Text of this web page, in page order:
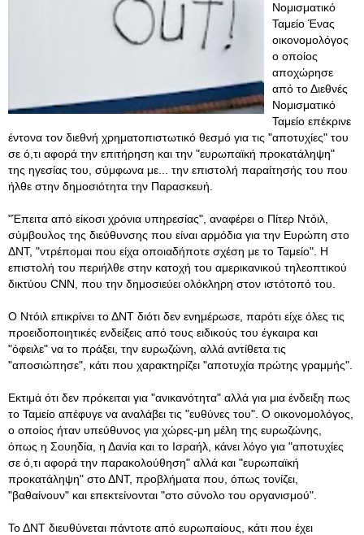
Νομισματικό
Ταμείο Ένας
οικονομολόγος
ο οποίος
αποχώρησε
από το Διεθνές
Νομισματικό
Ταμείο επέκρινε
έντονα τον διεθνή χρηματοπιστωτικό θεσμό για τις "αποτυχίες" του
σε ό,τι αφορά την επιτήρηση και την "ευρωπαϊκή προκατάληψη"
της ηγεσίας του, σύμφωνα με... την επιστολή παραίτησής του που
ήλθε στην δημοσιότητα την Παρασκευή.
"Έπειτα από είκοσι χρόνια υπηρεσίας", αναφέρει ο Πίτερ Ντόιλ,
σύμβουλος της διεύθυνσης που είναι αρμόδια για την Ευρώπη στο
ΔΝΤ, "ντρέπομαι που είχα οποιαδήποτε σχέση με το Ταμείο". Η
επιστολή του περιήλθε στην κατοχή του αμερικανικού τηλεοπτικού
δικτύου CNN, που την δημοσιεύει ολόκληρη στον ιστότοπό του.
Ο Ντόιλ επικρίνει το ΔΝΤ διότι δεν ενημέρωσε, παρότι είχε όλες τις
προειδοποιητικές ενδείξεις από τους ειδικούς του έγκαιρα και
"όφειλε" να το πράξει, την ευρωζώνη, αλλά αντίθετα τις
"αποσιώπησε", κάτι που χαρακτηρίζει "αποτυχία πρώτης γραμμής".
Εκτιμά ότι δεν πρόκειται για "ανικανότητα" αλλά για μια ένδειξη πως
το Ταμείο απέφυγε να αναλάβει τις "ευθύνες του". Ο οικονομολόγος,
ο οποίος ήταν υπεύθυνος για χώρες-μη μέλη της ευρωζώνης,
όπως η Σουηδία, η Δανία και το Ισραήλ, κάνει λόγο για "αποτυχίες
σε ό,τι αφορά την παρακολούθηση" αλλά και "ευρωπαϊκή
προκατάληψη" στο ΔΝΤ, προβλήματα που, όπως τονίζει,
"βαθαίνουν" και επεκτείνονται "στο σύνολο του οργανισμού".
Το ΔΝΤ διευθύνεται πάντοτε από ευρωπαίους, κάτι που έχει